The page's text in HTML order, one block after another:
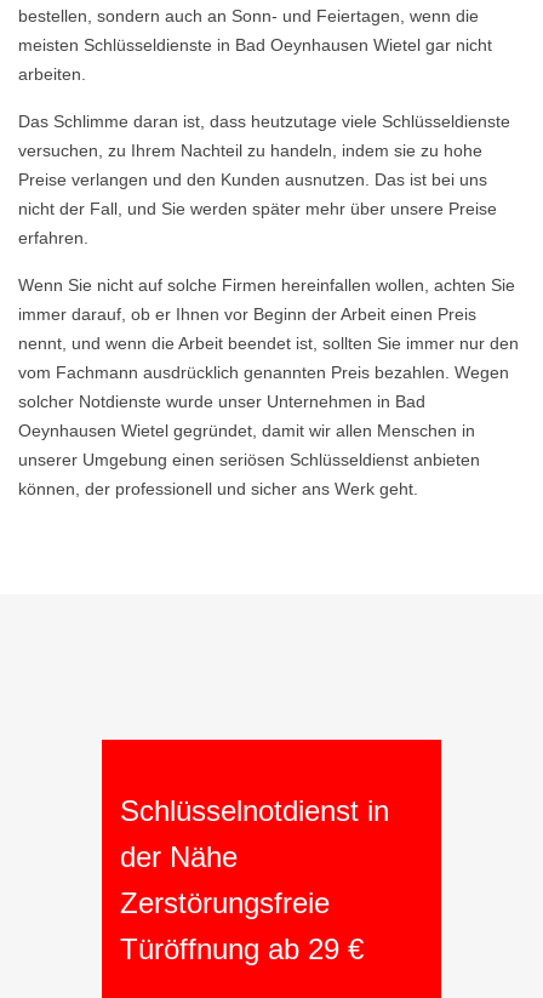
bestellen, sondern auch an Sonn- und Feiertagen, wenn die
meisten Schlüsseldienste in Bad Oeynhausen Wietel gar nicht
arbeiten.
Das Schlimme daran ist, dass heutzutage viele Schlüsseldienste
versuchen, zu Ihrem Nachteil zu handeln, indem sie zu hohe
Preise verlangen und den Kunden ausnutzen. Das ist bei uns
nicht der Fall, und Sie werden später mehr über unsere Preise
erfahren.
Wenn Sie nicht auf solche Firmen hereinfallen wollen, achten Sie
immer darauf, ob er Ihnen vor Beginn der Arbeit einen Preis
nennt, und wenn die Arbeit beendet ist, sollten Sie immer nur den
vom Fachmann ausdrücklich genannten Preis bezahlen. Wegen
solcher Notdienste wurde unser Unternehmen in Bad
Oeynhausen Wietel gegründet, damit wir allen Menschen in
unserer Umgebung einen seriösen Schlüsseldienst anbieten
können, der professionell und sicher ans Werk geht.
Schlüsselnotdienst in
der Nähe
Zerstörungsfreie
Türöffnung ab 29 €